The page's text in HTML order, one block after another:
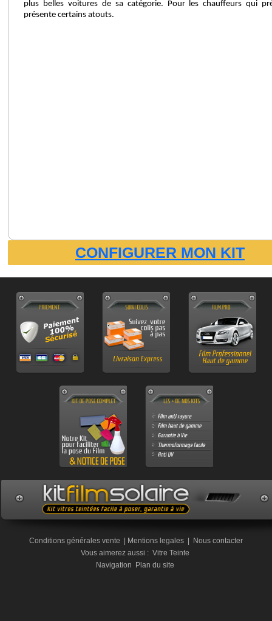
plus belles voitures de sa catégorie. Pour les chauffeurs qui
présente certains atouts.
CONFIGURER MON KIT
Conditions générales vente | Mentions legales | Nous contacter
Vous aimerez aussi : Vitre Teinte
Navigation Plan du site